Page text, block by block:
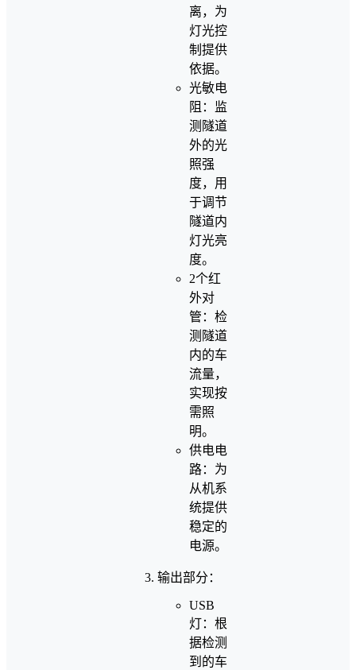
离，为
灯光控
制提供
依据。
光敏电
阻：监
测隧道
外的光
照强
度，用
于调节
隧道内
灯光亮
度。
2个红
外对
管：检
测隧道
内的车
流量，
实现按
需照
明。
供电电
路：为
从机系
统提供
稳定的
电源。
输出部分：
USB
灯：根
据检测
到的车